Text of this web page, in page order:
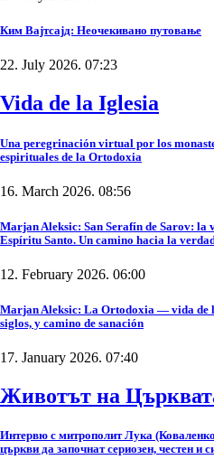
Ким Вајтсајд: Неочекивано путовање
22. July 2026. 07:23
Vida de la Iglesia
Una peregrinación virtual por los
espirituales de la Ortodoxia
16. March 2026. 08:56
Marjan Aleksic: San Serafín de Sarov: la
Espíritu Santo. Un camino hacia la
12. February 2026. 06:00
Marjan Aleksic: La Ortodoxia — vida de
siglos, y camino de sanación
17. January 2026. 07:40
Животът на
Интервю с митрополит Лука
църкви да започнат сериозен, честен и